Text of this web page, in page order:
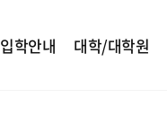
입학안내 대학/대학원